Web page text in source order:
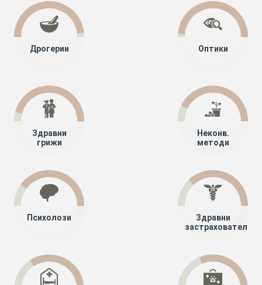
Дрогерии Оптики
Здравни
грижи
Неконв.
методи
Психолози
Здравни
застрахователи